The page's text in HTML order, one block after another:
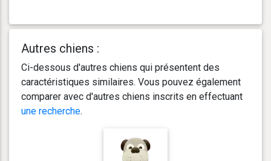
Autres chiens :
Ci-dessous d'autres chiens qui présentent des
caractéristiques similaires. Vous pouvez également
comparer avec d'autres chiens inscrits en effectuant
une recherche.